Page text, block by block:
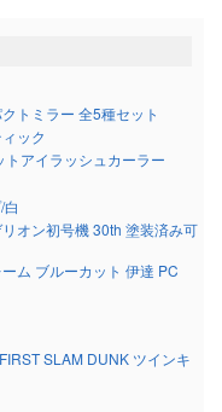
トミラー 全5種セット
ック
アイラッシュカーラー
オン初号機 30th 塗装済み可
ム ブルーカット 伊達 PC
SLAM DUNK ツインキ